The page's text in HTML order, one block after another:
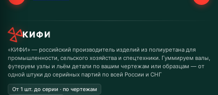
КИФИ
«КИФИ» — российский производитель изделий из полиуретана для
промышленности, сельского хозяйства и спецтехники. Гуммируем валы,
футеруем узлы и льём детали по вашим чертежам или образцам — от
одной штуки до серийных партий по всей России и СНГ
От 1 шт. до серии · по чертежам